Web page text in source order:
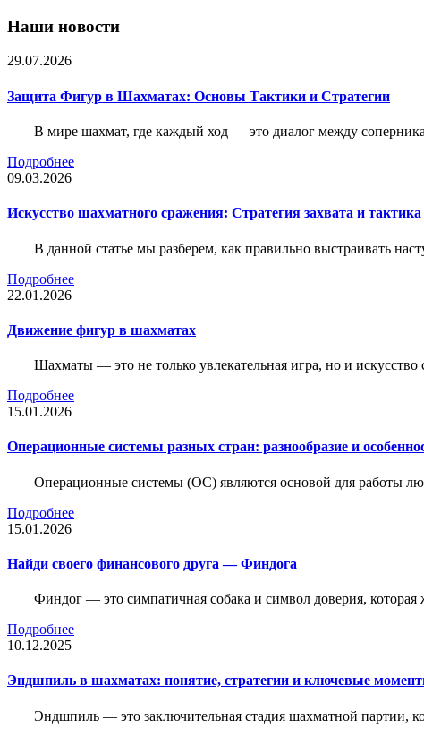
Наши новости
29.07.2026
Защита Фигур в Шахматах: Основы Тактики и Стратегии
В мире шахмат, где каждый ход — это диалог между
Подробнее
09.03.2026
Искусство шахматного сражения: Стратегия захвата и тактика
В данной статье мы разберем, как правильно выстраивать
Подробнее
22.01.2026
Движение фигур в шахматах
Шахматы — это не только увлекательная игра, но и
Подробнее
15.01.2026
Операционные системы разных стран: разнообразие и
Операционные системы (ОС) являются основой для работы
Подробнее
15.01.2026
Найди своего финансового друга — Финдога
Финдог — это симпатичная собака и символ доверия,
Подробнее
10.12.2025
Эндшпиль в шахматах: понятие, стратегии и ключевые
Эндшпиль — это заключительная стадия шахматной партии,